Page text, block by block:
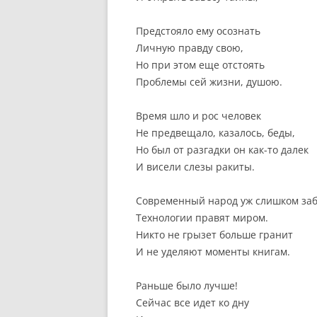
Предстояло ему осознать
Личную правду свою,
Но при этом еще отстоять
Проблемы сей жизни, душою.
Время шло и рос человек
Не предвещало, казалось, беды,
Но был от разгадки он как-то далек
И висели слезы ракиты.
Современный народ уж слишком
Технологии правят миром.
Никто не грызет больше гранит
И не уделяют моменты книгам.
Раньше было лучше!
Сейчас все идет ко дну